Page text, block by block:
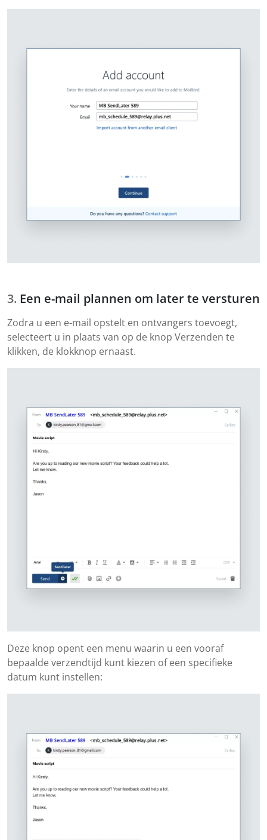
Een e-mail plannen om later te versturen
Zodra u een e-mail opstelt en ontvangers toevoegt,
selecteert u in plaats van op de knop Verzenden te
klikken, de klokknop ernaast.
Deze knop opent een menu waarin u een vooraf
bepaalde verzendtijd kunt kiezen of een specifieke
datum kunt instellen: